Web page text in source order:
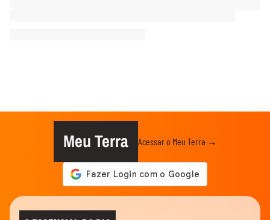
Meu Terra Acessar o Meu Terra →